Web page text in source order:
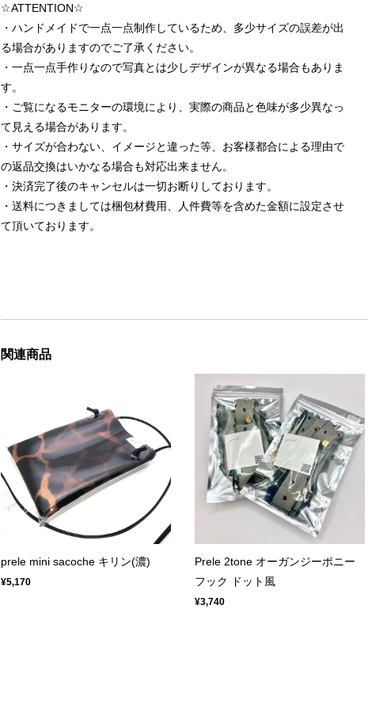
☆ATTENTION☆
・ハンドメイドで一点一点制作しているため、多少サイズの誤差が出
る場合がありますのでご了承ください。
・一点一点手作りなので写真とは少しデザインが異なる場合もありま
す。
・ご覧になるモニターの環境により、実際の商品と色味が多少異なっ
て見える場合があります。
・サイズが合わない、イメージと違った等、お客様都合による理由で
の返品交換はいかなる場合も対応出来ません。
・決済完了後のキャンセルは一切お断りしております。
・送料につきましては梱包材費用、人件費等を含めた金額に設定させ
て頂いております。
関連商品
prele mini sacoche キリン(濃)
¥5,170
Prele 2tone オーガンジーポニー
フック ドット風
¥3,740